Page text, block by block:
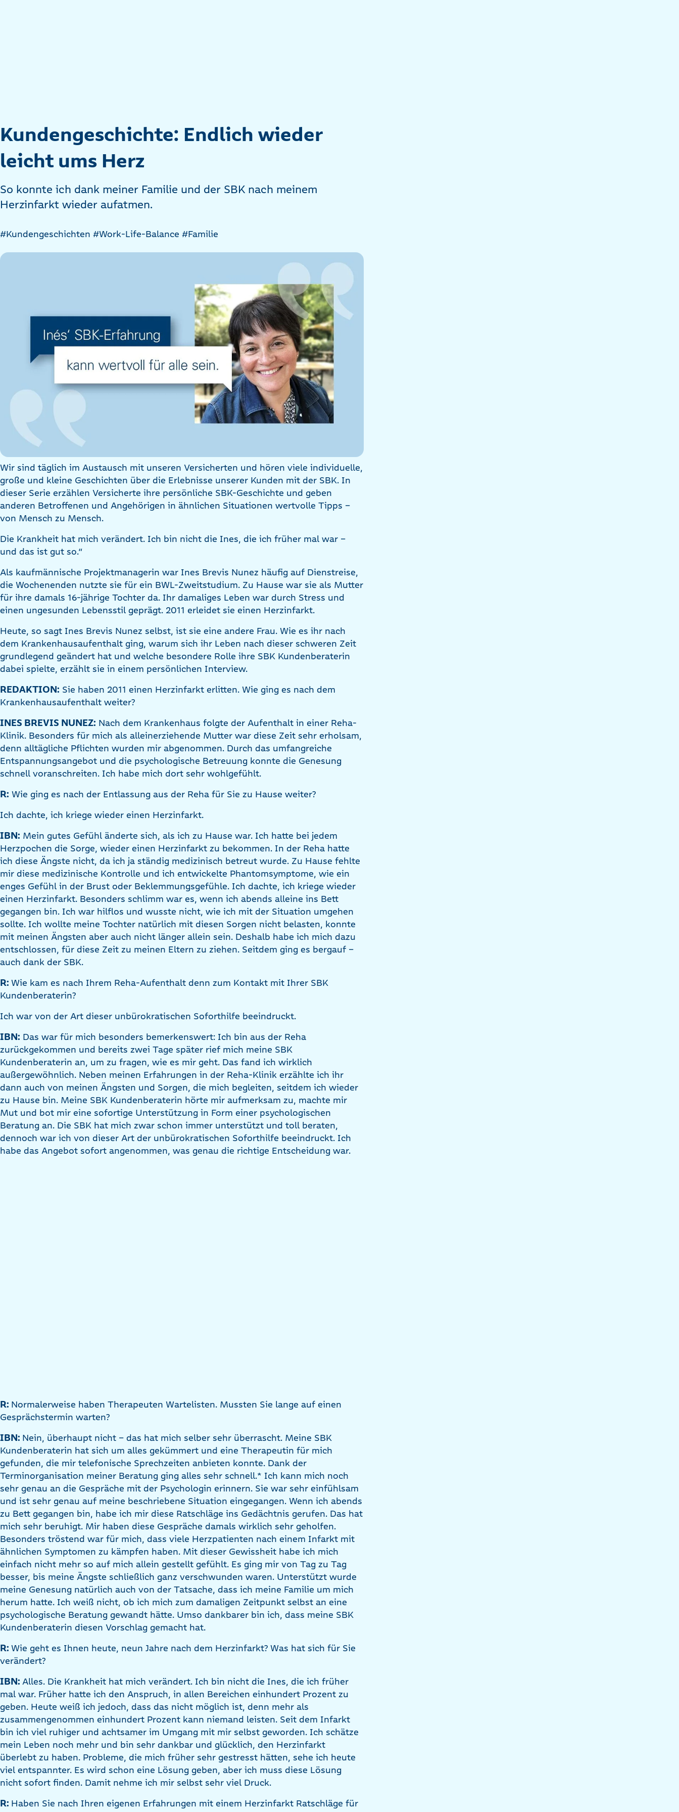
Kundengeschichte: Endlich wieder
leicht ums Herz
So konnte ich dank meiner Familie und der SBK nach meinem
Herzinfarkt wieder aufatmen.
Artikel
Kategorien
#Kundengeschichten #Work-Life-Balance #Familie
Wir sind täglich im Austausch mit unseren Versicherten und hören viele individuelle,
große und kleine Geschichten über die Erlebnisse unserer Kunden mit der SBK. In
dieser Serie erzählen Versicherte ihre persönliche SBK-Geschichte und geben
anderen Betroffenen und Angehörigen in ähnlichen Situationen wertvolle Tipps –
von Mensch zu Mensch.
Die Krankheit hat mich verändert. Ich bin nicht die Ines, die ich früher mal war –
und das ist gut so.“
Als kaufmännische Projektmanagerin war Ines Brevis Nunez häufig auf Dienstreise,
die Wochenenden nutzte sie für ein BWL-Zweitstudium. Zu Hause war sie als Mutter
für ihre damals 16-jährige Tochter da. Ihr damaliges Leben war durch Stress und
einen ungesunden Lebensstil geprägt. 2011 erleidet sie einen Herzinfarkt.
Heute, so sagt Ines Brevis Nunez selbst, ist sie eine andere Frau. Wie es ihr nach
dem Krankenhausaufenthalt ging, warum sich ihr Leben nach dieser schweren Zeit
grundlegend geändert hat und welche besondere Rolle ihre SBK Kundenberaterin
dabei spielte, erzählt sie in einem persönlichen Interview.
REDAKTION: Sie haben 2011 einen Herzinfarkt erlitten. Wie ging es nach dem
Krankenhausaufenthalt weiter?
INES BREVIS NUNEZ: Nach dem Krankenhaus folgte der Aufenthalt in einer Reha-
Klinik. Besonders für mich als alleinerziehende Mutter war diese Zeit sehr erholsam,
denn alltägliche Pflichten wurden mir abgenommen. Durch das umfangreiche
Entspannungsangebot und die psychologische Betreuung konnte die Genesung
schnell voranschreiten. Ich habe mich dort sehr wohlgefühlt.
R: Wie ging es nach der Entlassung aus der Reha für Sie zu Hause weiter?
Ich dachte, ich kriege wieder einen Herzinfarkt.
IBN: Mein gutes Gefühl änderte sich, als ich zu Hause war. Ich hatte bei jedem
Herzpochen die Sorge, wieder einen Herzinfarkt zu bekommen. In der Reha hatte
ich diese Ängste nicht, da ich ja ständig medizinisch betreut wurde. Zu Hause fehlte
mir diese medizinische Kontrolle und ich entwickelte Phantomsymptome, wie ein
enges Gefühl in der Brust oder Beklemmungsgefühle. Ich dachte, ich kriege wieder
einen Herzinfarkt. Besonders schlimm war es, wenn ich abends alleine ins Bett
gegangen bin. Ich war hilflos und wusste nicht, wie ich mit der Situation umgehen
sollte. Ich wollte meine Tochter natürlich mit diesen Sorgen nicht belasten, konnte
mit meinen Ängsten aber auch nicht länger allein sein. Deshalb habe ich mich dazu
entschlossen, für diese Zeit zu meinen Eltern zu ziehen. Seitdem ging es bergauf –
auch dank der SBK.
R: Wie kam es nach Ihrem Reha-Aufenthalt denn zum Kontakt mit Ihrer SBK
Kundenberaterin?
Ich war von der Art dieser unbürokratischen Soforthilfe beeindruckt.
IBN: Das war für mich besonders bemerkenswert: Ich bin aus der Reha
zurückgekommen und bereits zwei Tage später rief mich meine SBK
Kundenberaterin an, um zu fragen, wie es mir geht. Das fand ich wirklich
außergewöhnlich. Neben meinen Erfahrungen in der Reha-Klinik erzählte ich ihr
dann auch von meinen Ängsten und Sorgen, die mich begleiten, seitdem ich wieder
zu Hause bin. Meine SBK Kundenberaterin hörte mir aufmerksam zu, machte mir
Mut und bot mir eine sofortige Unterstützung in Form einer psychologischen
Beratung an. Die SBK hat mich zwar schon immer unterstützt und toll beraten,
dennoch war ich von dieser Art der unbürokratischen Soforthilfe beeindruckt. Ich
habe das Angebot sofort angenommen, was genau die richtige Entscheidung war.
R: Normalerweise haben Therapeuten Wartelisten. Mussten Sie lange auf einen
Gesprächstermin warten?
IBN: Nein, überhaupt nicht – das hat mich selber sehr überrascht. Meine SBK
Kundenberaterin hat sich um alles gekümmert und eine Therapeutin für mich
gefunden, die mir telefonische Sprechzeiten anbieten konnte. Dank der
Terminorganisation meiner Beratung ging alles sehr schnell.* Ich kann mich noch
sehr genau an die Gespräche mit der Psychologin erinnern. Sie war sehr einfühlsam
und ist sehr genau auf meine beschriebene Situation eingegangen. Wenn ich abends
zu Bett gegangen bin, habe ich mir diese Ratschläge ins Gedächtnis gerufen. Das hat
mich sehr beruhigt. Mir haben diese Gespräche damals wirklich sehr geholfen.
Besonders tröstend war für mich, dass viele Herzpatienten nach einem Infarkt mit
ähnlichen Symptomen zu kämpfen haben. Mit dieser Gewissheit habe ich mich
einfach nicht mehr so auf mich allein gestellt gefühlt. Es ging mir von Tag zu Tag
besser, bis meine Ängste schließlich ganz verschwunden waren. Unterstützt wurde
meine Genesung natürlich auch von der Tatsache, dass ich meine Familie um mich
herum hatte. Ich weiß nicht, ob ich mich zum damaligen Zeitpunkt selbst an eine
psychologische Beratung gewandt hätte. Umso dankbarer bin ich, dass meine SBK
Kundenberaterin diesen Vorschlag gemacht hat.
R: Wie geht es Ihnen heute, neun Jahre nach dem Herzinfarkt? Was hat sich für Sie
verändert?
IBN: Alles. Die Krankheit hat mich verändert. Ich bin nicht die Ines, die ich früher
mal war. Früher hatte ich den Anspruch, in allen Bereichen einhundert Prozent zu
geben. Heute weiß ich jedoch, dass das nicht möglich ist, denn mehr als
zusammengenommen einhundert Prozent kann niemand leisten. Seit dem Infarkt
bin ich viel ruhiger und achtsamer im Umgang mit mir selbst geworden. Ich schätze
mein Leben noch mehr und bin sehr dankbar und glücklich, den Herzinfarkt
überlebt zu haben. Probleme, die mich früher sehr gestresst hätten, sehe ich heute
viel entspannter. Es wird schon eine Lösung geben, aber ich muss diese Lösung
nicht sofort finden. Damit nehme ich mir selbst sehr viel Druck.
R: Haben Sie nach Ihren eigenen Erfahrungen mit einem Herzinfarkt Ratschläge für